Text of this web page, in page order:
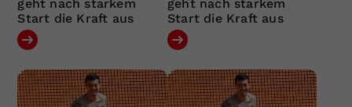
geht nach starkem
Start die Kraft aus
geht nach starkem
Start die Kraft aus